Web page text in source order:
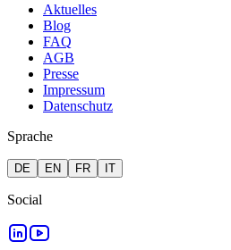
Aktuelles
Blog
FAQ
AGB
Presse
Impressum
Datenschutz
Sprache
DE EN FR IT
Social